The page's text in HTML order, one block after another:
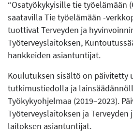
“Osatyökykyisille tie työelämään
saatavilla Tie työelämään -
tuottivat Terveyden ja
Työterveyslaitoksen,
hankkeiden asiantuntijat.
Koulutuksen sisältö on päivitetty
tutkimustiedolla ja
Työkykyohjelmaa (2019–2023).
Työterveyslaitoksen ja Terveyden
laitoksen asiantuntijat.